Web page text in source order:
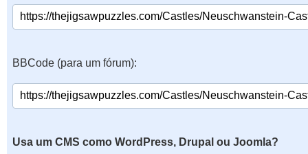
BBCode (para um fórum):
Usa um CMS como WordPress, Drupal ou Joomla?